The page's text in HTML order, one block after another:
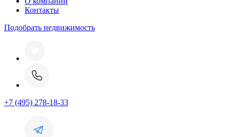
Контакты
Подобрать недвижимость
+7 (495) 278-18-33